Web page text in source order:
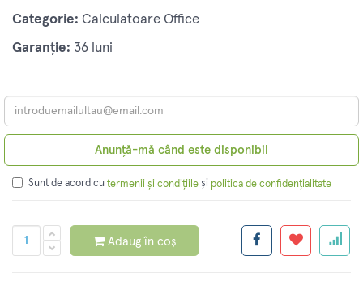
Categorie: Calculatoare Office
Garanție: 36 luni
Anunță-mă când este disponibil
Sunt de acord cu termenii și condițiile și politica de confidențialitate
Adaug în coș